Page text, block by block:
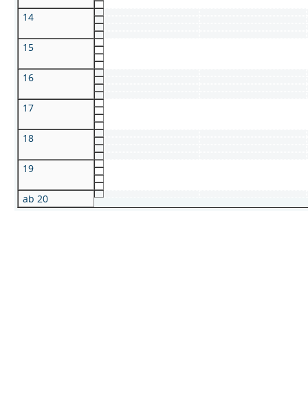
14
15
16
17
18
19
ab 20